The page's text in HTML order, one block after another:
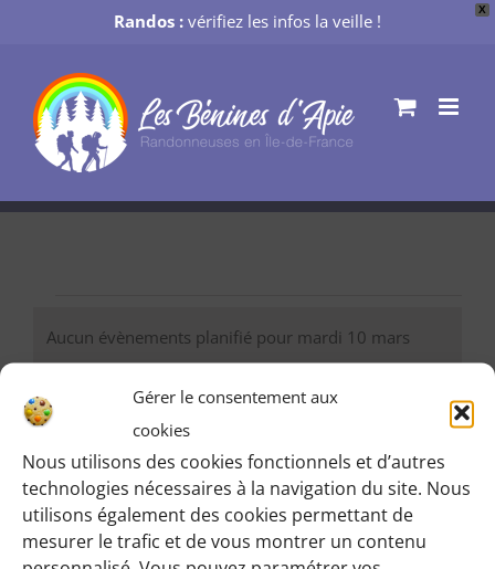
X
Randos : vérifiez les infos la veille !
Gérer le consentement aux
cookies
Nous utilisons des cookies fonctionnels et d’autres
technologies nécessaires à la navigation du site. Nous
utilisons également des cookies permettant de
mesurer le trafic et de vous montrer un contenu
contenu
Évènements
for
mardi
10
mars
Notice
Aucun évènements planifié pour mardi 10 mars
2026. Passer auxévènements suivants.
et
de
Jour
03/10/2026
Sélectionnez
une
date.
Jour précédent Jour suivant